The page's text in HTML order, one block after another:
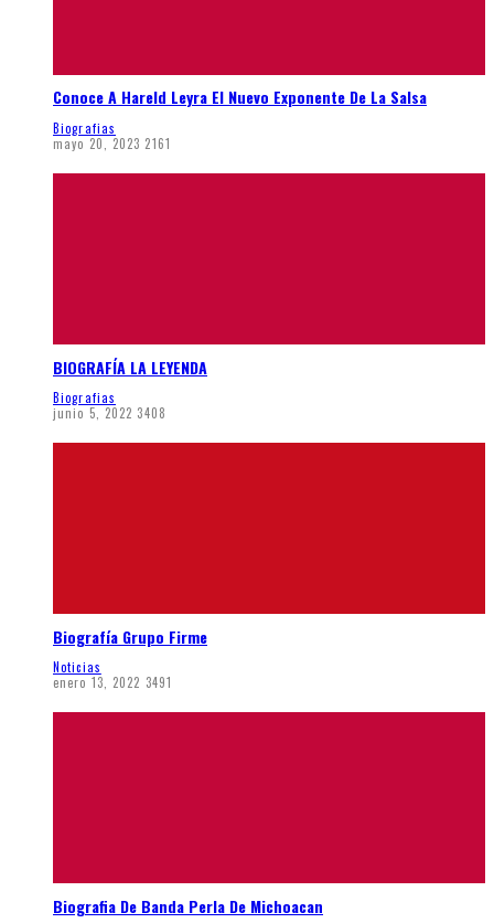
Conoce A Hareld Leyra El Nuevo Exponente De La Salsa
Biografias
mayo 20, 2023 2161
BIOGRAFÍA LA LEYENDA
Biografias
junio 5, 2022 3408
Biografía Grupo Firme
Noticias
enero 13, 2022 3491
Biografia De Banda Perla De Michoacan